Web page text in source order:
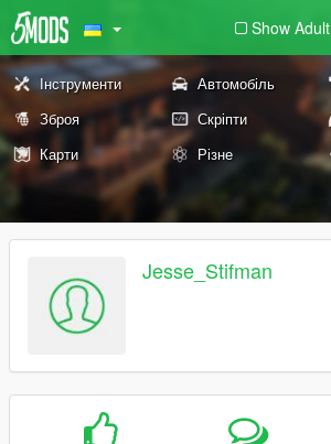
Show Adult
Інструменти Автомобіль
Зброя
Скріпти
Карти
Різне
Jesse_Stifman